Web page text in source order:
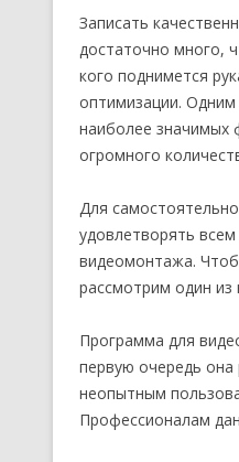
Записать
достаточно много,
кого поднимется
оптимизации.
наиболее значимых
огромного
Для
удовлетворять
видеомонтажа.
рассмотрим один
Программа для
первую очередь она
неопытным
Профессионалам